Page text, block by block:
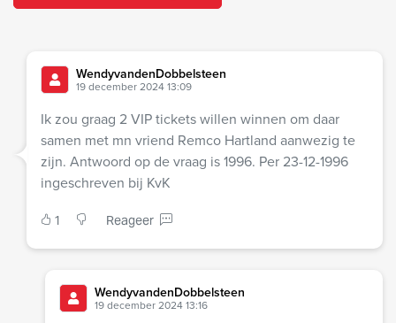
WendyvandenDobbelsteen
19 december 2024 13:09
Ik zou graag 2 VIP tickets willen winnen om daar
samen met mn vriend Remco Hartland aanwezig te
zijn. Antwoord op de vraag is 1996. Per 23-12-1996
ingeschreven bij KvK
1 Reageer
WendyvandenDobbelsteen
19 december 2024 13:16